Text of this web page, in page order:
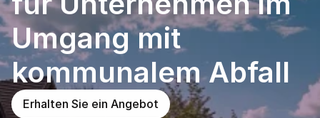
Umgang mit
kommunalem Abfall
Erhalten Sie ein Angebot